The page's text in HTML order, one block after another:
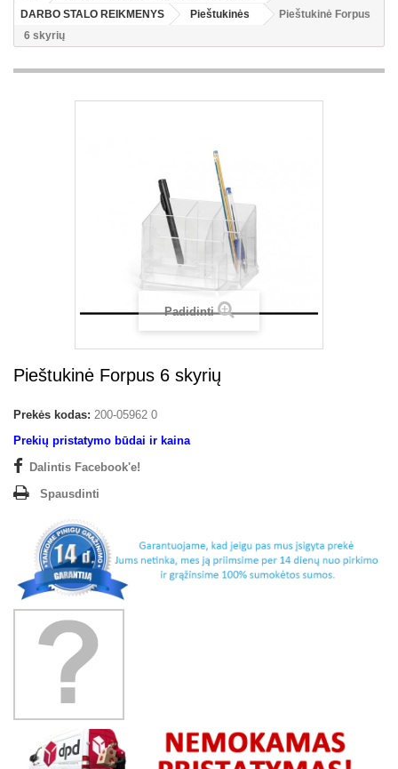
DARBO STALO REIKMENYS
Pieštukinės
Pieštukinė Forpus
6 skyrių
Padidinti
Pieštukinė Forpus 6 skyrių
Prekės kodas: 200-05962 0
Prekių pristatymo būdai ir kaina
Dalintis Facebook'e!
Spausdinti